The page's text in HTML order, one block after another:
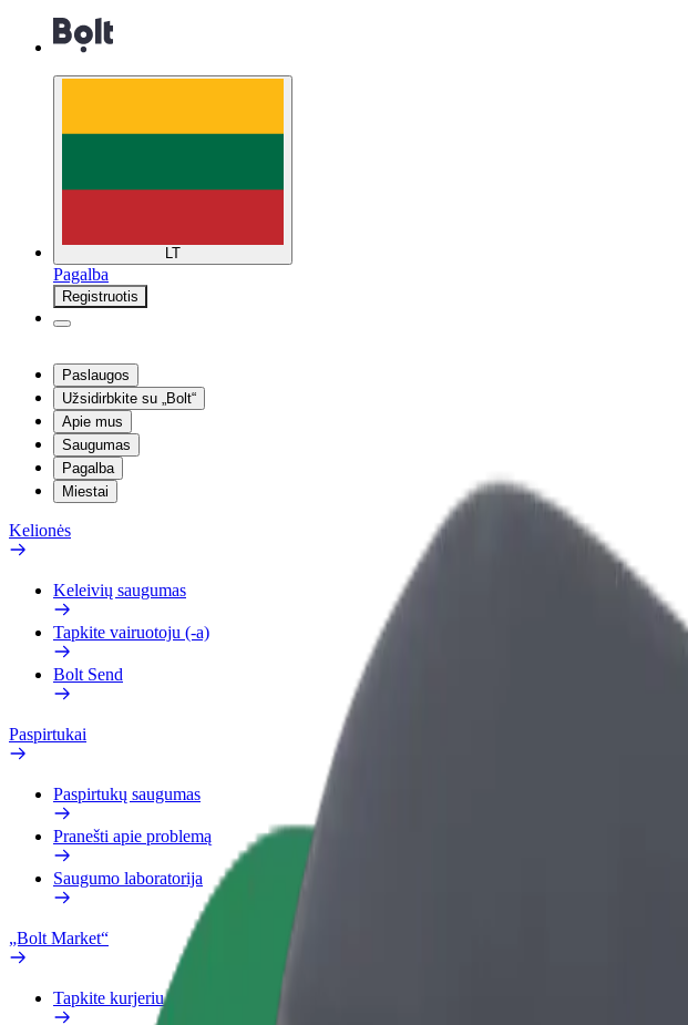
LT
Pagalba
Registruotis
Paslaugos
Užsidirbkite su „Bolt“
Apie mus
Saugumas
Pagalba
Miestai
Kelionės
Keleivių saugumas
Tapkite vairuotoju (-a)
Bolt Send
Paspirtukai
Paspirtukų saugumas
Pranešti apie problemą
Saugumo laboratorija
„Bolt Market“
Tapkite kurjeriu (-e)